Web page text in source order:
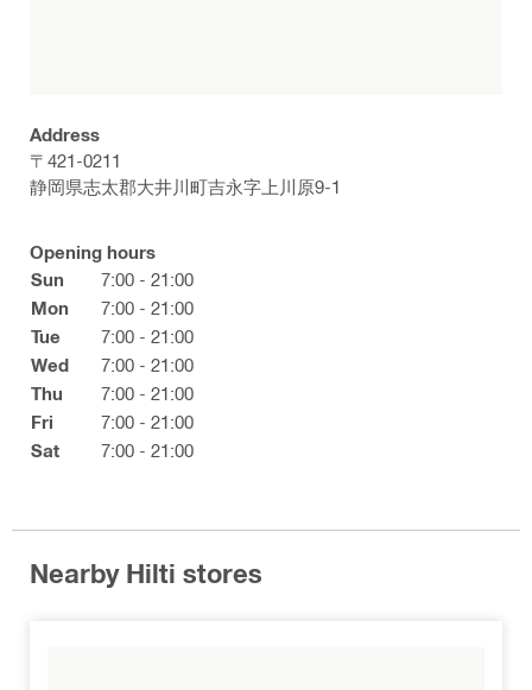
Address
〒421-0211
静岡県志太郡大井川町吉永字上川原9-1
Opening hours
Sun
7:00 - 21:00
Mon
7:00 - 21:00
Tue
7:00 - 21:00
Wed
7:00 - 21:00
Thu
7:00 - 21:00
Fri
7:00 - 21:00
Sat
7:00 - 21:00
Nearby Hilti stores